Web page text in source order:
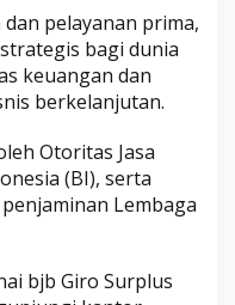
pelayanan prima,
bagi dunia
keuangan dan
berkelanjutan.
Otoritas Jasa
(BI), serta
Lembaga
bjb Giro Surplus